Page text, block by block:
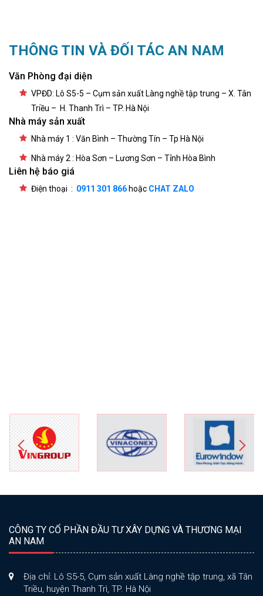
THÔNG TIN VÀ ĐỐI TÁC AN NAM
Văn Phòng đại diện
VPĐD: Lô S5-5 – Cụm sản xuất Làng nghề tập trung – X. Tân
Triều – H. Thanh Trì – TP. Hà Nội
Nhà máy sản xuất
Nhà máy 1 : Văn Bình – Thường Tín – Tp Hà Nội
Nhà máy 2 : Hòa Sơn – Lương Sơn – Tỉnh Hòa Bình
Liên hệ báo giá
Điện thoại : 0911 301 866 hoặc CHAT ZALO
CÔNG TY CỔ PHẦN ĐẦU TƯ XÂY DỰNG VÀ THƯƠNG MẠI
AN NAM
Địa chỉ: Lô S5-5, Cụm sản xuất Làng nghề tập trung, xã Tân
Triều, huyện Thanh Trì, TP. Hà Nội